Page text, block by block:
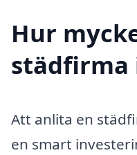
Hur
städfirma
Att anlita en
en smart